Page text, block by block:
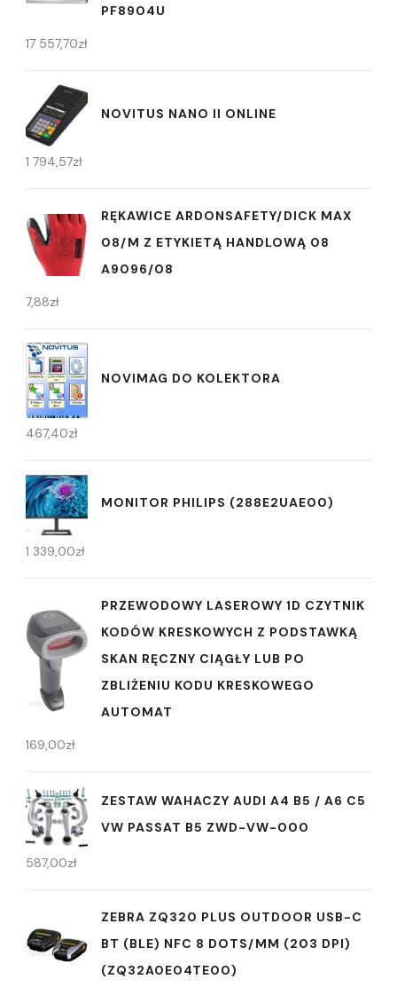
PF8904U
17 557,70zł
NOVITUS NANO II ONLINE
1 794,57zł
RĘKAWICE ARDONSAFETY/DICK MAX
08/M Z ETYKIETĄ HANDLOWĄ 08
A9096/08
7,88zł
NOVIMAG DO KOLEKTORA
467,40zł
MONITOR PHILIPS (288E2UAE00)
1 339,00zł
PRZEWODOWY LASEROWY 1D CZYTNIK
KODÓW KRESKOWYCH Z PODSTAWKĄ
SKAN RĘCZNY CIĄGŁY LUB PO
ZBLIŻENIU KODU KRESKOWEGO
AUTOMAT
169,00zł
ZESTAW WAHACZY AUDI A4 B5 / A6 C5
VW PASSAT B5 ZWD-VW-000
587,00zł
ZEBRA ZQ320 PLUS OUTDOOR USB-C
BT (BLE) NFC 8 DOTS/MM (203 DPI)
(ZQ32A0E04TE00)